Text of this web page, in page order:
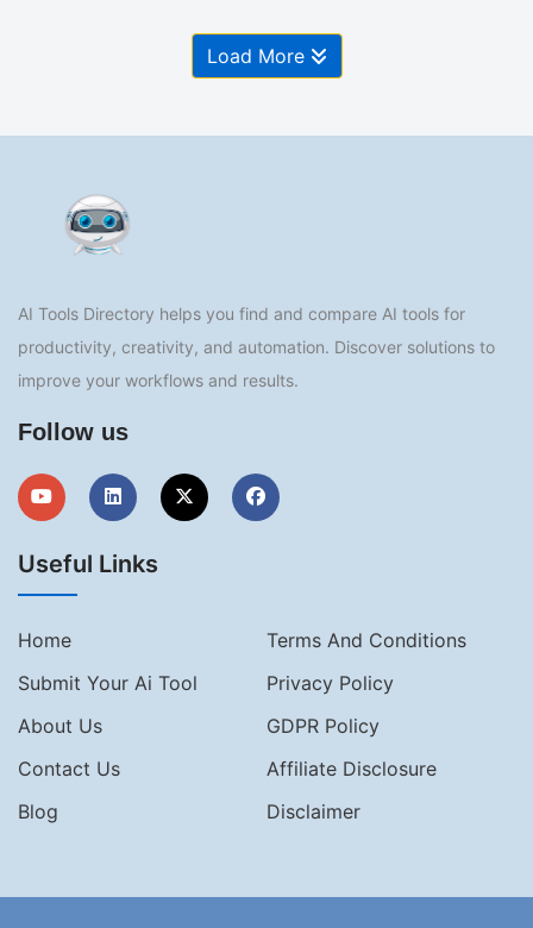
Load More
AI Tools Directory helps you find and compare AI tools for
productivity, creativity, and automation. Discover solutions to
improve your workflows and results.
Follow us
Useful Links
Home
Terms And Conditions
Submit Your Ai Tool
Privacy Policy
About Us
GDPR Policy
Contact Us
Affiliate Disclosure
Blog
Disclaimer